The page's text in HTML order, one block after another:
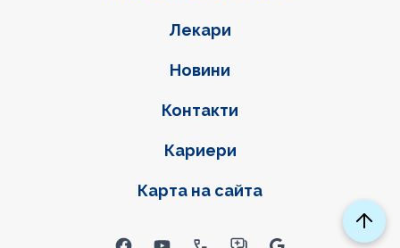
Лекари
Новини
Контакти
Кариери
Карта на сайта